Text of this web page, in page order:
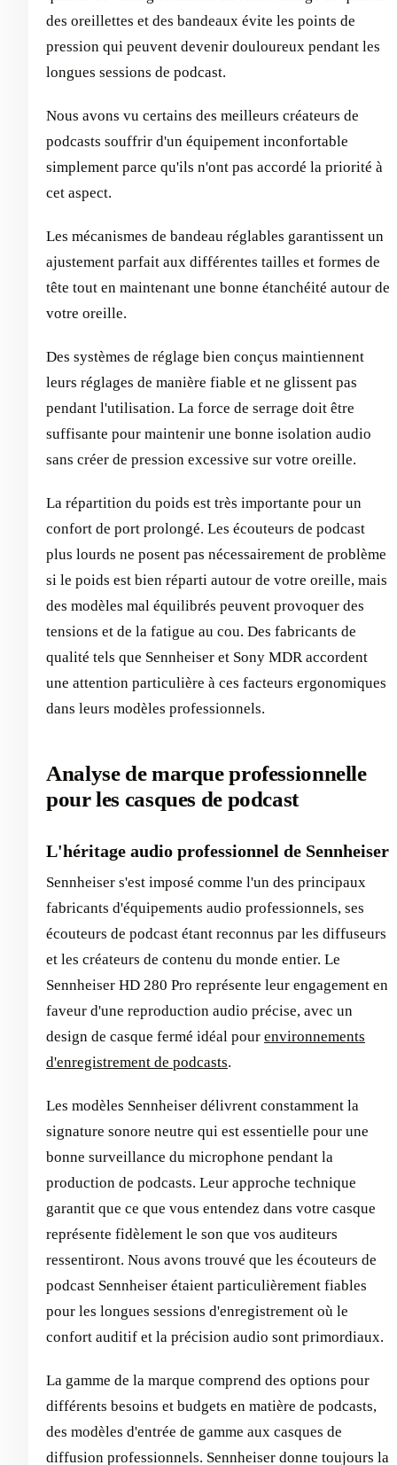
des oreillettes et des bandeaux évite les points de
pression qui peuvent devenir douloureux pendant les
longues sessions de podcast.
Nous avons vu certains des meilleurs créateurs de
podcasts souffrir d'un équipement inconfortable
simplement parce qu'ils n'ont pas accordé la priorité à
cet aspect.
Les mécanismes de bandeau réglables garantissent un
ajustement parfait aux différentes tailles et formes de
tête tout en maintenant une bonne étanchéité autour de
votre oreille.
Des systèmes de réglage bien conçus maintiennent
leurs réglages de manière fiable et ne glissent pas
pendant l'utilisation. La force de serrage doit être
suffisante pour maintenir une bonne isolation audio
sans créer de pression excessive sur votre oreille.
La répartition du poids est très importante pour un
confort de port prolongé. Les écouteurs de podcast
plus lourds ne posent pas nécessairement de problème
si le poids est bien réparti autour de votre oreille, mais
des modèles mal équilibrés peuvent provoquer des
tensions et de la fatigue au cou. Des fabricants de
qualité tels que Sennheiser et Sony MDR accordent
une attention particulière à ces facteurs ergonomiques
dans leurs modèles professionnels.
Analyse de marque professionnelle
pour les casques de podcast
L'héritage audio professionnel de Sennheiser
Sennheiser s'est imposé comme l'un des principaux
fabricants d'équipements audio professionnels, ses
écouteurs de podcast étant reconnus par les diffuseurs
et les créateurs de contenu du monde entier. Le
Sennheiser HD 280 Pro représente leur engagement en
faveur d'une reproduction audio précise, avec un
design de casque fermé idéal pour environnements
d'enregistrement de podcasts.
Les modèles Sennheiser délivrent constamment la
signature sonore neutre qui est essentielle pour une
bonne surveillance du microphone pendant la
production de podcasts. Leur approche technique
garantit que ce que vous entendez dans votre casque
représente fidèlement le son que vos auditeurs
ressentiront. Nous avons trouvé que les écouteurs de
podcast Sennheiser étaient particulièrement fiables
pour les longues sessions d'enregistrement où le
confort auditif et la précision audio sont primordiaux.
La gamme de la marque comprend des options pour
différents besoins et budgets en matière de podcasts,
des modèles d'entrée de gamme aux casques de
diffusion professionnels. Sennheiser donne toujours la